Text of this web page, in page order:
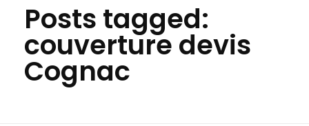
Posts tagged:
couverture devis
Cognac